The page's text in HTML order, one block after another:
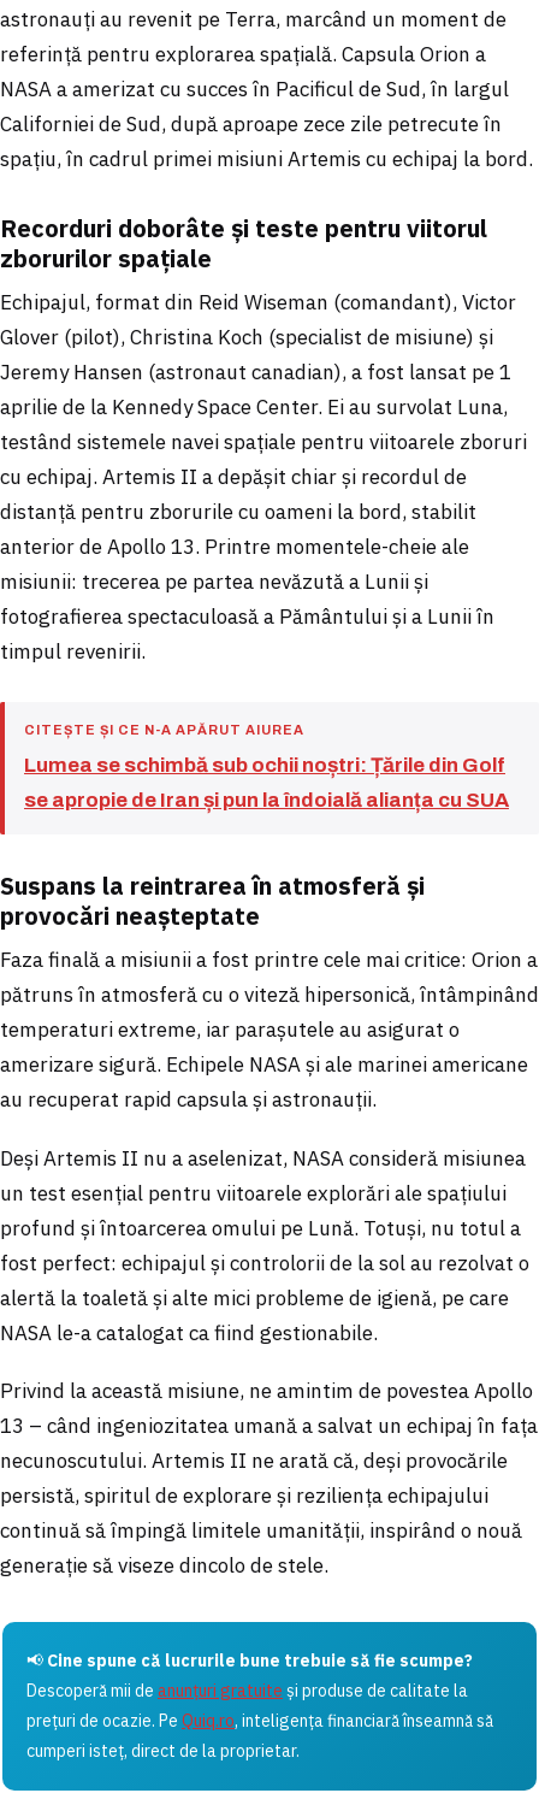
astronauți au revenit pe Terra, marcând un moment de
referință pentru explorarea spațială. Capsula Orion a
NASA a amerizat cu succes în Pacificul de Sud, în largul
Californiei de Sud, după aproape zece zile petrecute în
spațiu, în cadrul primei misiuni Artemis cu echipaj la bord.
Recorduri doborâte și teste pentru viitorul
zborurilor spațiale
Echipajul, format din Reid Wiseman (comandant), Victor
Glover (pilot), Christina Koch (specialist de misiune) și
Jeremy Hansen (astronaut canadian), a fost lansat pe 1
aprilie de la Kennedy Space Center. Ei au survolat Luna,
testând sistemele navei spațiale pentru viitoarele zboruri
cu echipaj. Artemis II a depășit chiar și recordul de
distanță pentru zborurile cu oameni la bord, stabilit
anterior de Apollo 13. Printre momentele-cheie ale
misiunii: trecerea pe partea nevăzută a Lunii și
fotografierea spectaculoasă a Pământului și a Lunii în
timpul revenirii.
CITEȘTE ȘI CE N-A APĂRUT AIUREA
Lumea se schimbă sub ochii noștri: Țările din Golf
se apropie de Iran și pun la îndoială alianța cu SUA
Suspans la reintrarea în atmosferă și
provocări neașteptate
Faza finală a misiunii a fost printre cele mai critice: Orion a
pătruns în atmosferă cu o viteză hipersonică, întâmpinând
temperaturi extreme, iar parașutele au asigurat o
amerizare sigură. Echipele NASA și ale marinei americane
au recuperat rapid capsula și astronauții.
Deși Artemis II nu a aselenizat, NASA consideră misiunea
un test esențial pentru viitoarele explorări ale spațiului
profund și întoarcerea omului pe Lună. Totuși, nu totul a
fost perfect: echipajul și controlorii de la sol au rezolvat o
alertă la toaletă și alte mici probleme de igienă, pe care
NASA le-a catalogat ca fiind gestionabile.
Privind la această misiune, ne amintim de povestea Apollo
13 – când ingeniozitatea umană a salvat un echipaj în fața
necunoscutului. Artemis II ne arată că, deși provocările
persistă, spiritul de explorare și reziliența echipajului
continuă să împingă limitele umanității, inspirând o nouă
generație să viseze dincolo de stele.
📢 Cine spune că lucrurile bune trebuie să fie scumpe?
Descoperă mii de anunțuri gratuite și produse de calitate la
prețuri de ocazie. Pe Quiq.ro, inteligența financiară înseamnă să
cumperi isteț, direct de la proprietar.